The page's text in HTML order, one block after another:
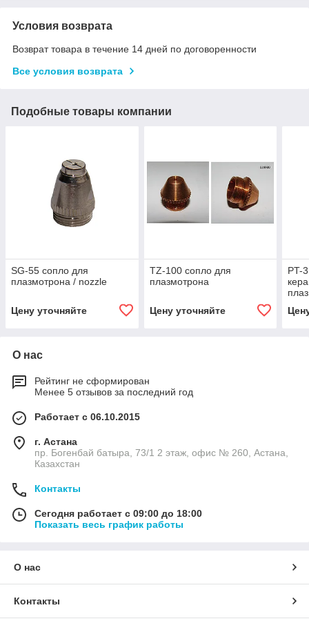
Условия возврата
Возврат товара в течение 14 дней по договоренности
Все условия возврата
Подобные товары компании
SG-55 сопло для
плазмотрона / nozzle
Цену уточняйте
TZ-100 сопло для
плазмотрона
Цену уточняйте
PT-
О нас
Рейтинг не сформирован
Менее 5 отзывов за последний год
Работает с 06.10.2015
г. Астана
пр. Богенбай батыра, 73/1 2 этаж, офис № 260, Астана,
Казахстан
Контакты
Сегодня работает с 09:00 до 18:00
Показать весь график работы
О нас
Контакты